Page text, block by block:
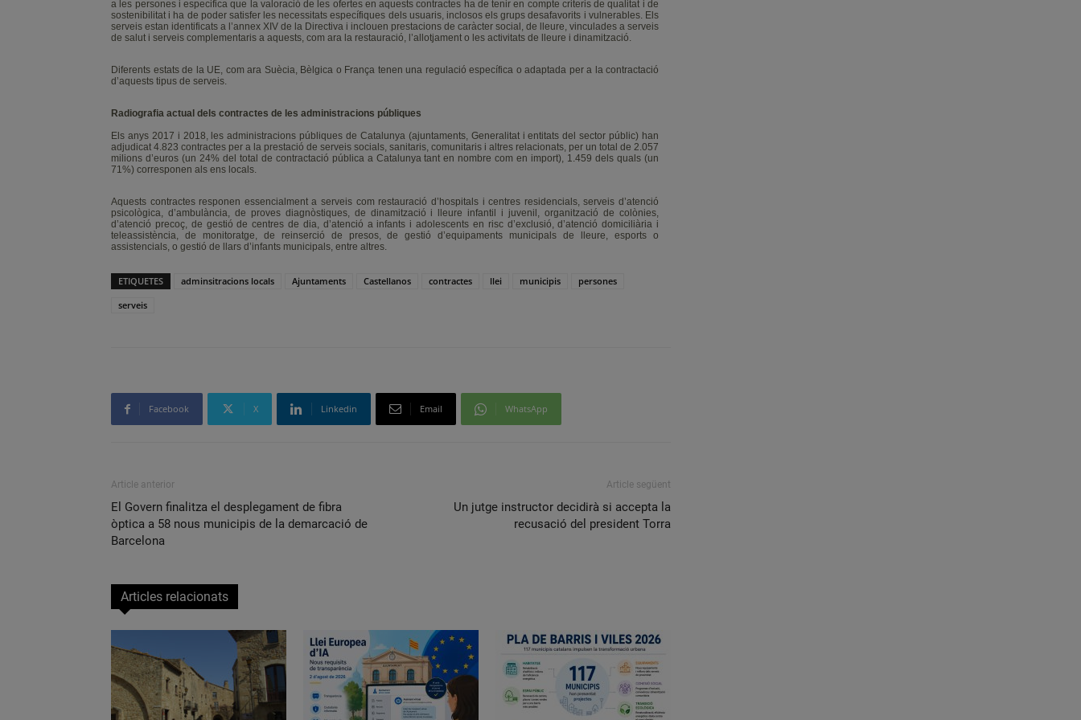
a les persones i especifica que la valoració de les ofertes en aquests contractes ha de tenir en compte criteris de qualitat i de
sostenibilitat i ha de poder satisfer les necessitats específiques dels usuaris, inclosos els grups desafavorits i vulnerables. Els
serveis estan identificats a l’annex XIV de la Directiva i inclouen prestacions de caràcter social, de lleure, vinculades a serveis
de salut i serveis complementaris a aquests, com ara la restauració, l’allotjament o les activitats de lleure i dinamització.
Diferents estats de la UE, com ara Suècia, Bèlgica o França tenen una regulació específica o adaptada per a la contractació
d’aquests tipus de serveis.
Radiografia actual dels contractes de les administracions públiques
Els anys 2017 i 2018, les administracions públiques de Catalunya (ajuntaments, Generalitat i entitats del sector públic) han
adjudicat 4.823 contractes per a la prestació de serveis socials, sanitaris, comunitaris i altres relacionats, per un total de 2.057
milions d’euros (un 24% del total de contractació pública a Catalunya tant en nombre com en import), 1.459 dels quals (un
71%) corresponen als ens locals.
Aquests contractes responen essencialment a serveis com restauració d’hospitals i centres residencials, serveis d’atenció
psicològica, d’ambulància, de proves diagnòstiques, de dinamització i lleure infantil i juvenil, organització de colònies,
d’atenció precoç, de gestió de centres de dia, d’atenció a infants i adolescents en risc d’exclusió, d’atenció domiciliària i
teleassistència, de monitoratge, de reinserció de presos, de gestió d’equipaments municipals de lleure, esports o
assistencials, o gestió de llars d’infants municipals, entre altres.
ETIQUETES adminsitracions locals Ajuntaments Castellanos contractes llei municipis
persones
serveis
Facebook X Linkedin Email WhatsApp
Article anterior
El Govern finalitza el desplegament de fibra
òptica a 58 nous municipis de la demarcació de
Barcelona
Article següent
Un jutge instructor decidirà si accepta la
recusació del president Torra
Articles relacionats